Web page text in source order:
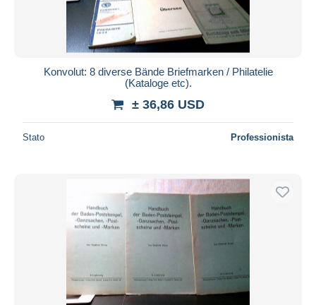
Konvolut: 8 diverse Bände Briefmarken / Philatelie
(Kataloge etc).
± 36,86 USD
Stato Professionista